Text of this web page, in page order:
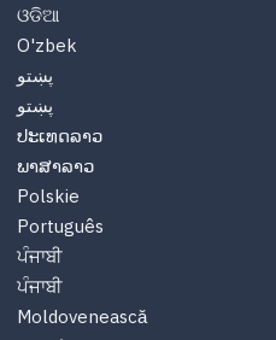
ଓଡିଆ
O'zbek
پښتو
پښتو
ປະເທດລາວ
ພາສາລາວ
Polskie
Português
ਪੰਜਾਬੀ
ਪੰਜਾਬੀ
Moldovenească